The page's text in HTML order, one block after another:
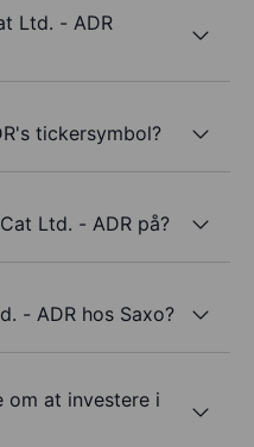
Ltd. - ADR
tickersymbol?
Ltd. - ADR på?
- ADR hos Saxo?
om at investere i